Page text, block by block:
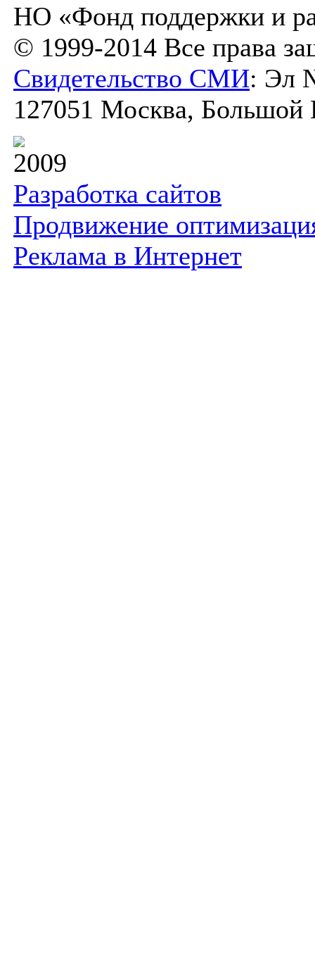
НО «Фонд поддержки и
© 1999-2014 Все права
Свидетельство СМИ: Эл
127051 Москва, Большой
2009
Разработка сайтов
Продвижение
Реклама в Интернет